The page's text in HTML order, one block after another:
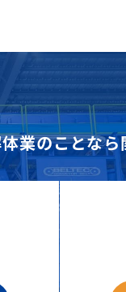
業のことなら